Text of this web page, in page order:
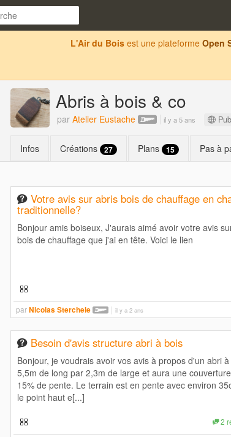
L'Air du Bois est une plateforme Open
Abris à bois & co
par Atelier Eustache il y a 5 ans
Infos Créations 27 Plans 15 Pas à
Votre avis sur abris bois de chauffage en
traditionnelle?
Bonjour amis boiseux, J'aurais aimé avoir votre avis
bois de chauffage que j'ai en tête. Voici le lien
parNicolas Sterchele il y a 2 ans
Besoin d'avis structure abri à bois
Bonjour, je voudrais avoir vos avis à propos d'un abri
5,5m de long par 2,3m de large et aura une
15% de pente. Le terrain est en pente avec environ
le point haut e[...]
2